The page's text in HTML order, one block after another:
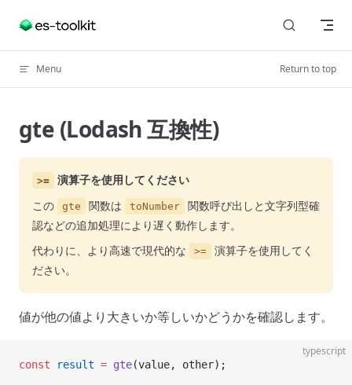
Skip to content
Menu Return to top
gte (Lodash 互換性)
>=
演算子を使用してください
この
gte 関数は toNumber
関数呼び出しと文字列型確
認などの追加処理により遅く動作します。
代わりに、より高速で現代的な
>=
演算子を使用してく
ださい。
値が他の値より大きいか等しいかどうかを確認します。
typescript
const result = gte(value, other);